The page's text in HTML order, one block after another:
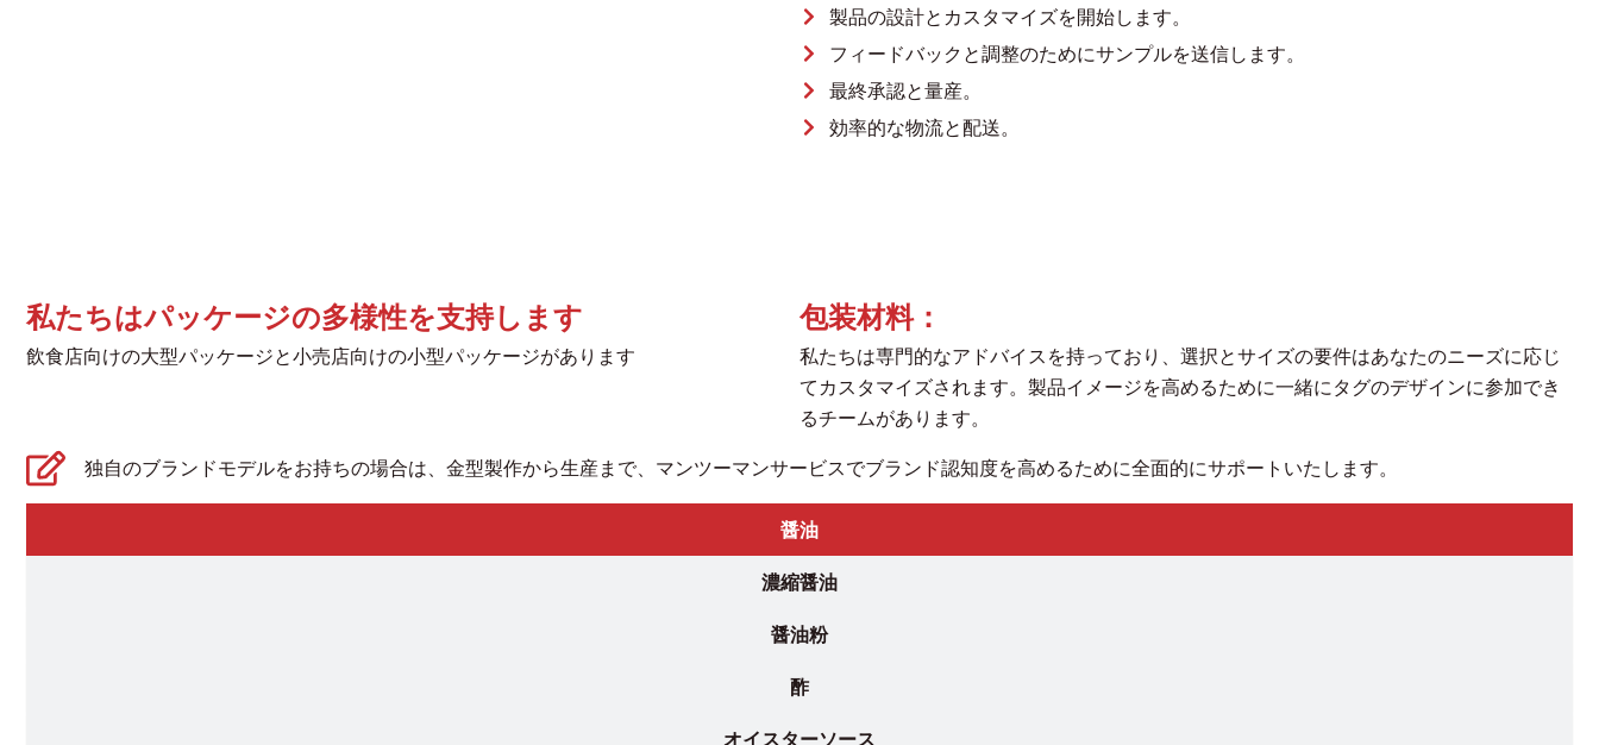
製品の設計とカスタマイズを開始します。
フィードバックと調整のためにサンプルを送信します。
最終承認と量産。
効率的な物流と配送。
私たちはパッケージの多様性を支持します
飲食店向けの大型パッケージと小売店向けの小型パッケージがあります
包装材料：
私たちは専門的なアドバイスを持っており、選択とサイズの要件はあなたのニーズに応じ
てカスタマイズされます。製品イメージを高めるために一緒にタグのデザインに参加でき
るチームがあります。
独自のブランドモデルをお持ちの場合は、金型製作から生産まで、マンツーマンサービスでブランド認知度を高めるために全面的にサポートいたします。
醤油
濃縮醤油
醤油粉
酢
オイスターソース